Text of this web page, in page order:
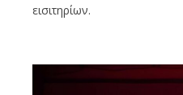
εισιτηρίων.